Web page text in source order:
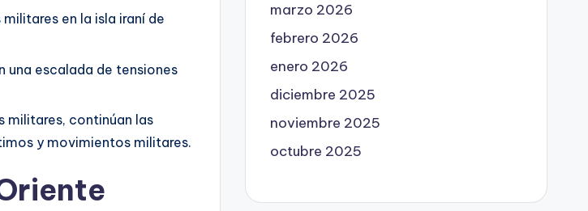
en la isla iraní de
una escalada de tensiones
militares, continúan las
y movimientos militares.
marzo 2026
febrero 2026
enero 2026
diciembre 2025
noviembre 2025
octubre 2025